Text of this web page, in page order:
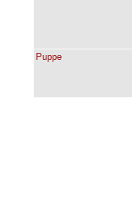
Puppe